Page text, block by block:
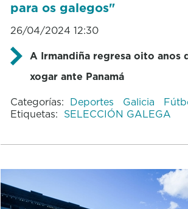
para os galegos"
26/04/2024 12:30
A Irmandiña regresa oito anos
xogar ante Panamá
Categorías: Deportes Galicia
Etiquetas: SELECCIÓN GALEGA